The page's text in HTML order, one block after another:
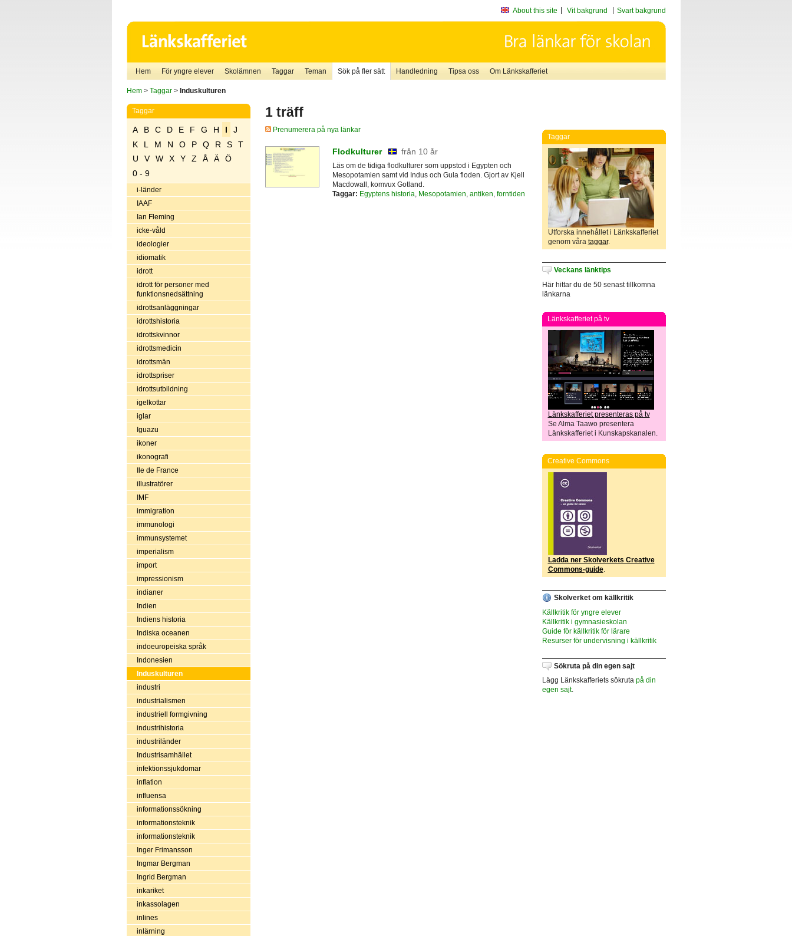
About this site Vit bakgrund Svart bakgrund
Hem För yngre elever Skolämnen Taggar Teman Sök på fler sätt Handledning Tipsa oss Om Länkskafferiet
Hem> Taggar> Induskulturen
Taggar
A B C D E F G H I
J
K
L M N O P Q R S
T
U
V W X Y Z Å Ä
Ö
0 - 9
i-länder
IAAF
Ian Fleming
icke-våld
ideologier
idiomatik
idrott
idrott för personer med
funktionsnedsättning
idrottsanläggningar
idrottshistoria
idrottskvinnor
idrottsmedicin
idrottsmän
idrottspriser
idrottsutbildning
igelkottar
iglar
Iguazu
ikoner
ikonografi
Ile de France
illustratörer
IMF
immigration
immunologi
immunsystemet
imperialism
import
impressionism
indianer
Indien
Indiens historia
Indiska oceanen
indoeuropeiska språk
Indonesien
Induskulturen
industri
industrialismen
industriell formgivning
industrihistoria
industriländer
Industrisamhället
infektionssjukdomar
inflation
influensa
informationssökning
informationsteknik
informationsteknik
Inger Frimansson
Ingmar Bergman
Ingrid Bergman
inkariket
inkassolagen
inlines
inlärning
1 träff
Prenumerera på nya länkar
Flodkulturer från 10 år
Läs om de tidiga flodkulturer som uppstod i Egypten och
Mesopotamien samt vid Indus och Gula floden. Gjort av Kjell
Macdowall, komvux Gotland.
Taggar: Egyptens historia Mesopotamien antiken forntiden
Taggar
Utforska innehållet i Länkskafferiet
genom våra taggar.
Veckans länktips
Här hittar du de 50 senast tillkomna
länkarna
Länkskafferiet på tv
Länkskafferiet presenteras på tv
Se Alma Taawo presentera
Länkskafferiet i Kunskapskanalen.
Creative Commons
Ladda ner Skolverkets Creative
Commons-guide.
Skolverket om källkritik
Källkritik för yngre elever
Källkritik i gymnasieskolan
Guide för källkritik för lärare
Resurser för undervisning i källkritik
Sökruta på din egen sajt
Lägg Länkskafferiets sökruta på din
egen sajt.